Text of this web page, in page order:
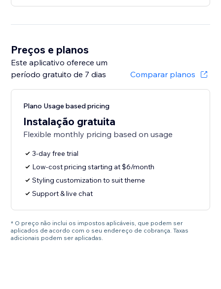
Preços e planos
Este aplicativo oferece um
período gratuito de 7 dias
Comparar planos
Plano Usage based pricing
Instalação gratuita
Flexible monthly pricing based on usage
3-day free trial
Low-cost pricing starting at $6/month
Styling customization to suit theme
Support & live chat
* O preço não inclui os impostos aplicáveis, que podem ser
aplicados de acordo com o seu endereço de cobrança. Taxas
adicionais podem ser aplicadas.